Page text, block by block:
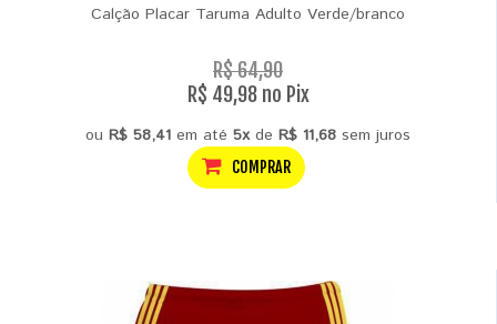
Calção Placar Taruma Adulto Verde/branco
R$ 64,90
R$ 49,98 no Pix
ou R$ 58,41 em até 5xde R$ 11,68 sem juros
COMPRAR